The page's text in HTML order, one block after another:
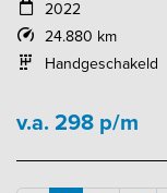
2022
24.880 km
Handgeschakeld
v.a. 298 p/m